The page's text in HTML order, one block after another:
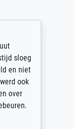
und
sehr
so dass es
Es wird nicht
Vielen